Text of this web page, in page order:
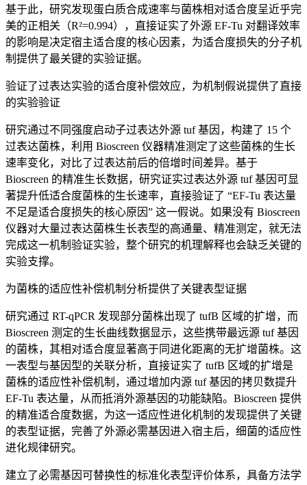
基于此，研究发现蛋白质合成速率与菌株相对适合度呈近乎完
美的正相关（R²=0.994），直接证实了外源 EF-Tu 对翻译效率
的影响是决定宿主适合度的核心因素，为适合度损失的分子机
制提供了最关键的实验证据。
验证了过表达实验的适合度补偿效应，为机制假说提供了直接
的实验验证
研究通过不同强度启动子过表达外源 tuf 基因，构建了 15 个
过表达菌株，利用 Bioscreen 仪器精准测定了这些菌株的生长
速率变化，对比了过表达前后的倍增时间差异。基于
Bioscreen 的精准生长数据，研究证实过表达外源 tuf 基因可显
著提升低适合度菌株的生长速率，直接验证了 “EF-Tu 表达量
不足是适合度损失的核心原因” 这一假说。如果没有 Bioscreen
仪器对大量过表达菌株生长表型的高通量、精准测定，就无法
完成这一机制验证实验，整个研究的机理解释也会缺乏关键的
实验支撑。
为菌株的适应性补偿机制分析提供了关键表型证据
研究通过 RT-qPCR 发现部分菌株出现了 tufB 区域的扩增，而
Bioscreen 测定的生长曲线数据显示，这些携带最远源 tuf 基因
的菌株，其相对适合度显著高于同进化距离的无扩增菌株。这
一表型与基因型的关联分析，直接证实了 tufB 区域的扩增是
菌株的适应性补偿机制，通过增加内源 tuf 基因的拷贝数提升
EF-Tu 表达量，从而抵消外源基因的功能缺陷。Bioscreen 提供
的精准适合度数据，为这一适应性进化机制的发现提供了关键
的表型证据，完善了外源必需基因进入宿主后，细菌的适应性
进化规律研究。
建立了必需基因可替换性的标准化表型评价体系，具备方法学